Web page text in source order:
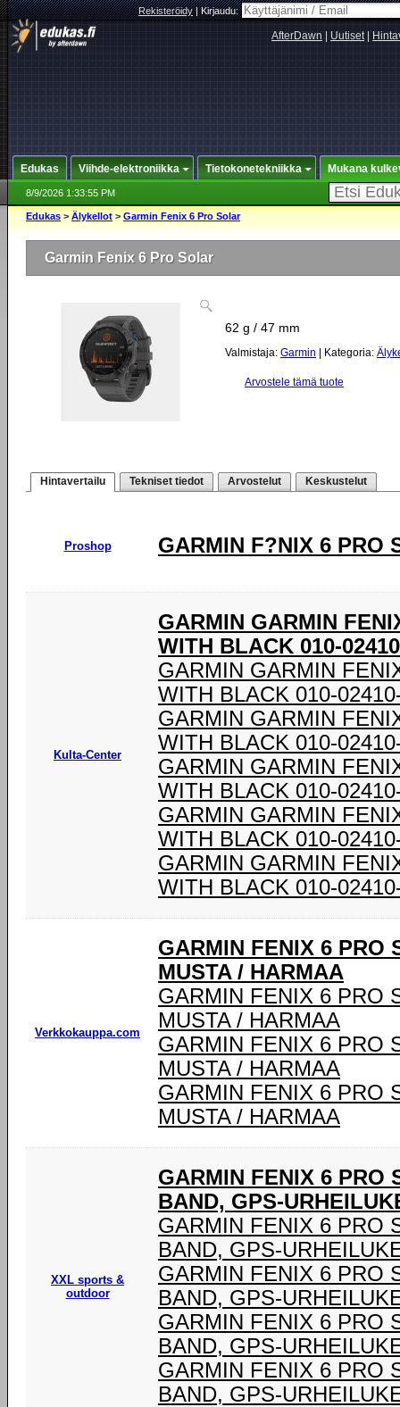
Rekisteröidy|Kirjaudu:
AfterDawn Uutiset|
Edukas Viihde-elektroniikka Tietokonetekniikka Mukana
8/9/2026 1:33:55 PM
Edukas > Älykellot > Garmin Fenix 6 Pro Solar
Garmin Fenix 6 Pro Solar
62 g / 47 mm
Valmistaja: Garmin | Kategoria:
Arvostele tämä tuote
Hintavertailu Tekniset tiedot Arvostelut Keskustelut
Proshop GARMIN F?NIX 6 PRO
Kulta-Center
GARMIN GARMIN
WITH BLACK 010-
GARMIN GARMIN
WITH BLACK 010-
GARMIN GARMIN
WITH BLACK 010-
GARMIN GARMIN
WITH BLACK 010-
GARMIN GARMIN
WITH BLACK 010-
GARMIN GARMIN
WITH BLACK 010-
Verkkokauppa.com
GARMIN FENIX 6 PRO
MUSTA / HARMAA
GARMIN FENIX 6 PRO
MUSTA / HARMAA
GARMIN FENIX 6 PRO
MUSTA / HARMAA
GARMIN FENIX 6 PRO
MUSTA / HARMAA
XXL sports &
outdoor
GARMIN FENIX 6 PRO
BAND, GPS-
GARMIN FENIX 6 PRO
BAND, GPS-
GARMIN FENIX 6 PRO
BAND, GPS-
GARMIN FENIX 6 PRO
BAND, GPS-
GARMIN FENIX 6 PRO
BAND, GPS-